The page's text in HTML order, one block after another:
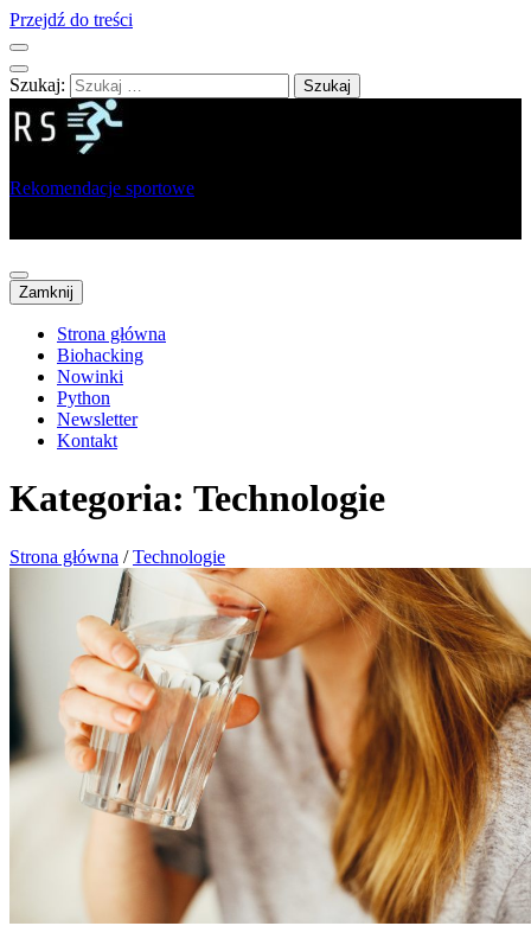
Przejdź do treści
Szukaj:
Rekomendacje sportowe
Zamknij
Strona główna
Biohacking
Nowinki
Python
Newsletter
Kontakt
Kategoria: Technologie
Strona główna / Technologie